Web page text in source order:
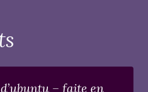
– faite en